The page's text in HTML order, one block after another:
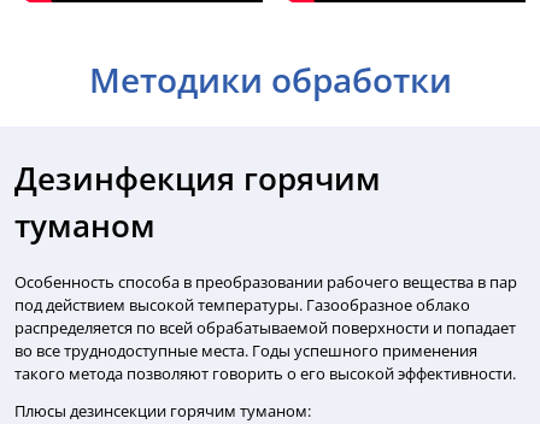
Методики обработки
Дезинфекция горячим
туманом
Особенность способа в преобразовании рабочего вещества в пар
под действием высокой температуры. Газообразное облако
распределяется по всей обрабатываемой поверхности и попадает
во все труднодоступные места. Годы успешного применения
такого метода позволяют говорить о его высокой эффективности.
Плюсы дезинсекции горячим туманом: